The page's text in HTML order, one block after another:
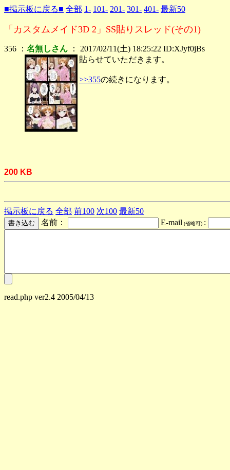
■掲示板に戻る■ 全部 1- 101- 201- 301- 401- 最新50
「カスタムメイド3D 2」SS貼りスレッド(その1)
356 ： 名無しさん ： 2017/02/11(土) 18:25:22 ID:XJyf0jBs
貼らせていただきます。
>>355の続きになります。
200 KB
掲示板に戻る 全部 前100 次100 最新50
名前：
E-mail (省略可) :
read.php ver2.4 2005/04/13